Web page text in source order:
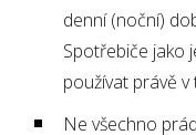
denní (noční)
Spotřebiče jako
používat právě
Ne všechno